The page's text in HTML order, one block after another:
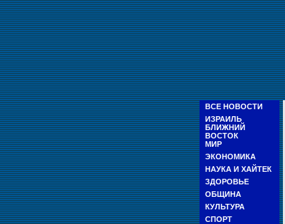
ВСЕ НОВОСТИ
ИЗРАИЛЬ
БЛИЖНИЙ
ВОСТОК
МИР
ЭКОНОМИКА
НАУКА И ХАЙТЕК
ЗДОРОВЬЕ
ОБЩИНА
КУЛЬТУРА
СПОРТ